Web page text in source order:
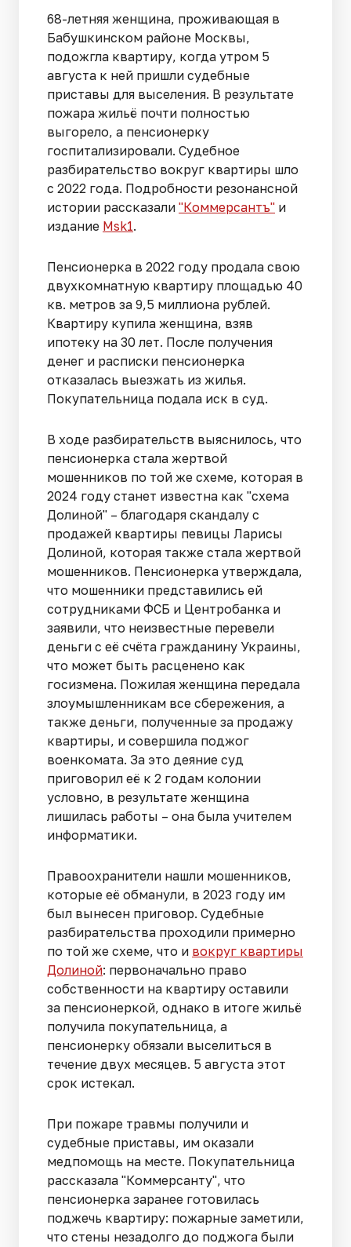
68-летняя женщина, проживающая в
Бабушкинском районе Москвы,
подожгла квартиру, когда утром 5
августа к ней пришли судебные
приставы для выселения. В результате
пожара жильё почти полностью
выгорело, а пенсионерку
госпитализировали. Судебное
разбирательство вокруг квартиры шло
с 2022 года. Подробности резонансной
истории рассказали "Коммерсантъ" и
издание Msk1.
Пенсионерка в 2022 году продала свою
двухкомнатную квартиру площадью 40
кв. метров за 9,5 миллиона рублей.
Квартиру купила женщина, взяв
ипотеку на 30 лет. После получения
денег и расписки пенсионерка
отказалась выезжать из жилья.
Покупательница подала иск в суд.
В ходе разбирательств выяснилось, что
пенсионерка стала жертвой
мошенников по той же схеме, которая в
2024 году станет известна как "схема
Долиной" – благодаря скандалу с
продажей квартиры певицы Ларисы
Долиной, которая также стала жертвой
мошенников. Пенсионерка утверждала,
что мошенники представились ей
сотрудниками ФСБ и Центробанка и
заявили, что неизвестные перевели
деньги с её счёта гражданину Украины,
что может быть расценено как
госизмена. Пожилая женщина передала
злоумышленникам все сбережения, а
также деньги, полученные за продажу
квартиры, и совершила поджог
военкомата. За это деяние суд
приговорил её к 2 годам колонии
условно, в результате женщина
лишилась работы – она была учителем
информатики.
Правоохранители нашли мошенников,
которые её обманули, в 2023 году им
был вынесен приговор. Судебные
разбирательства проходили примерно
по той же схеме, что и вокруг квартиры
Долиной: первоначально право
собственности на квартиру оставили
за пенсионеркой, однако в итоге жильё
получила покупательница, а
пенсионерку обязали выселиться в
течение двух месяцев. 5 августа этот
срок истекал.
При пожаре травмы получили и
судебные приставы, им оказали
медпомощь на месте. Покупательница
рассказала "Коммерсанту", что
пенсионерка заранее готовилась
поджечь квартиру: пожарные заметили,
что стены незадолго до поджога были